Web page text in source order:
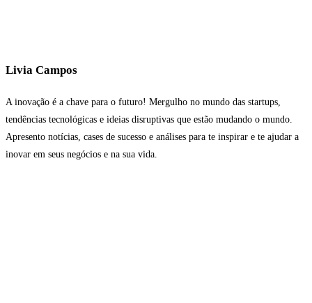
Livia Campos
A inovação é a chave para o futuro! Mergulho no mundo das startups,
tendências tecnológicas e ideias disruptivas que estão mudando o mundo.
Apresento notícias, cases de sucesso e análises para te inspirar e te ajudar a
inovar em seus negócios e na sua vida.